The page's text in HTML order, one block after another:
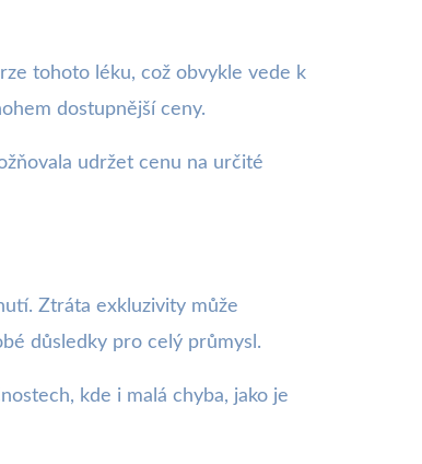
tohoto léku, což obvykle vede k
dostupnější ceny.
udržet cenu na určité
Ztráta exkluzivity může
důsledky pro celý průmysl.
kde i malá chyba, jako je